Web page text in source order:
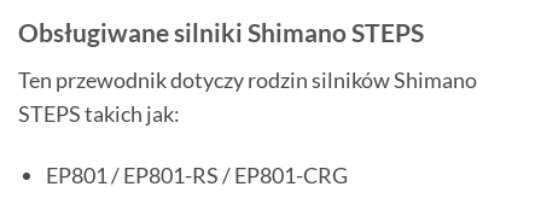
Obsługiwane silniki Shimano STEPS
Ten przewodnik dotyczy rodzin silników Shimano
STEPS takich jak:
EP801 / EP801-RS / EP801-CRG